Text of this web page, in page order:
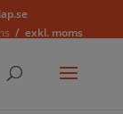
exkl. moms